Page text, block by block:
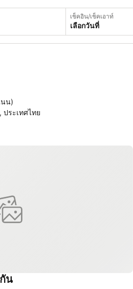
เช็คอิน/เช็คเอาท์
เลือกวันที่
นน)
ประเทศไทย
น